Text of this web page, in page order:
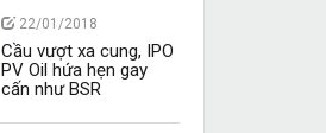
22/01/2018
Cầu vượt xa cung, IPO
PV Oil hứa hẹn gay
cấn như BSR